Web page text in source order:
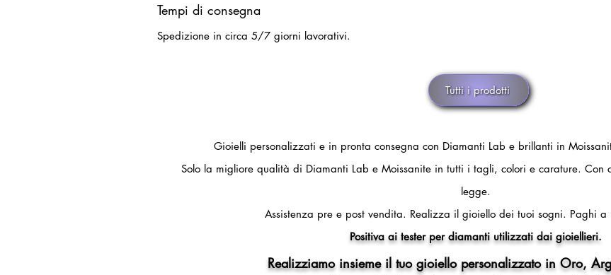
Tempi di consegna
Spedizione in circa 5/7 giorni lavorativi.
Tutti i prodotti
Gioielli personalizzati e in pronta consegna con Diamanti Lab e brillanti in
Solo la migliore qualità di Diamanti Lab e Moissanite in tutti i tagli, colori e carature.
legge.
Assistenza pre e post vendita. Realizza il gioiello dei tuoi sogni. Paghi a
Positiva ai tester per diamanti utilizzati dai gioiellieri.
Realizziamo insieme il tuo gioiello personalizzato in Oro,